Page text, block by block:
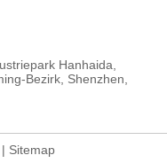
Hanhaida,
Bezirk, Shenzhen,
| Sitemap